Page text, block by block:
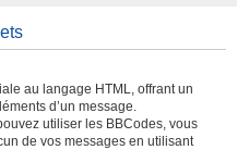
au langage HTML, offrant un
d’un message.
utiliser les BBCodes, vous
de vos messages en utilisant